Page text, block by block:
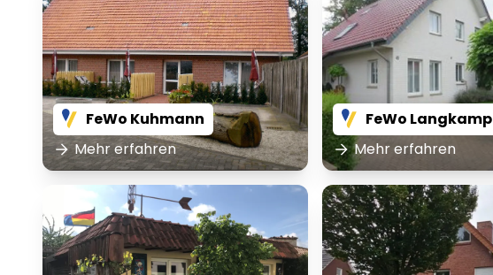
FeWo Kuhmann
Mehr erfahren
FeWo Langkamp
Mehr erfahren